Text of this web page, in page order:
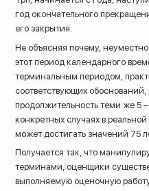
год окончательного
его закрытия.
Не объясняя почему,
этот период календарного
терминальным периодом,
соответствующих
продолжительность теми же 5
конкретных случаях в
может достигать значений 75
Получается так, что
терминами, оценщики
выполняемую оценочную